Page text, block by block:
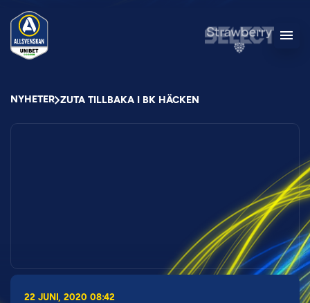
NYHETER ZUTA TILLBAKA I BK HÄCKEN
22 JUNI, 2020 08:42